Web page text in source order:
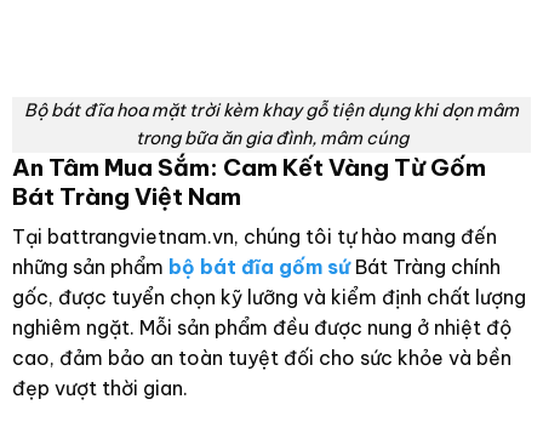
Bộ bát đĩa hoa mặt trời kèm khay gỗ tiện dụng khi dọn mâm
trong bữa ăn gia đình, mâm cúng
An Tâm Mua Sắm: Cam Kết Vàng Từ Gốm
Bát Tràng Việt Nam
Tại battrangvietnam.vn, chúng tôi tự hào mang đến
những sản phẩm bộ bát đĩa gốm sứBát Tràng chính
gốc, được tuyển chọn kỹ lưỡng và kiểm định chất lượng
nghiêm ngặt. Mỗi sản phẩm đều được nung ở nhiệt độ
cao, đảm bảo an toàn tuyệt đối cho sức khỏe và bền
đẹp vượt thời gian.